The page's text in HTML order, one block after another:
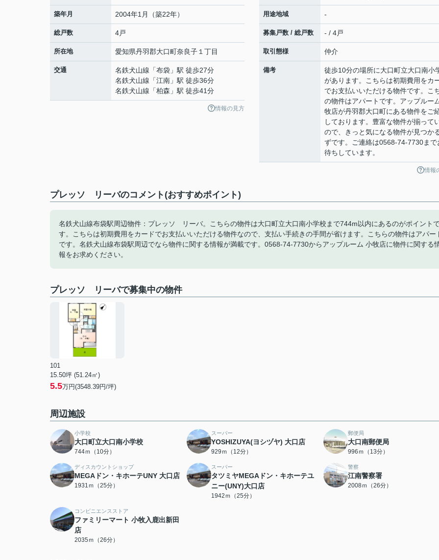
築年月 2004年1月（築22年）
総戸数 4戸
所在地 愛知県丹羽郡大口町奈良子 １丁目
交通 名鉄犬山線 「布袋 」駅 徒歩27分
名鉄犬山線 「江南 」駅 徒歩36分
名鉄犬山線 「柏森 」駅 徒歩41分
情報の見方
用途地域 -
募集戸数 / 総戸数 - / 4戸
取引態様 仲介
備考
徒歩10分の場所に大口町立大口南小
があります。こちらは初期費用をカ
でお支払いいただける物件です。こ
の物件はアパートです。アップルー
牧店が丹羽郡大口町にある物件をご
しております。豊富な物件が揃って
ので、きっと気になる物件が見つか
ずです。ご連絡は0568-74-7730まで
待ちしています。
情報
プレッソ リーバのコメント(おすすめポイント)
名鉄犬山線布袋駅周辺物件：プレッソ リーバ。こちらの物件は大口町立大口南小学校まで744m以内にあるのがポイント
す。こちらは初期費用をカードでお支払いいただける物件なので、支払い手続きの手間が省けます。こちらの物件はアパー
です。名鉄犬山線布袋駅周辺でなら物件に関する情報が満載です。0568-74-7730からアップルーム 小牧店に物件に関する
報をお求めください。
プレッソ リーバで募集中の物件
101
15.50坪 (51.24㎡)
5.5万円(3548.39円/坪)
周辺施設
小学校
大口町立大口南小学校
744ｍ（10分）
スーパー
YOSHIZUYA(ヨシヅヤ) 大口店
929ｍ（12分）
郵便局
大口南郵便局
996ｍ（13分）
ディスカウントショップ
MEGAドン・キホーテUNY 大口店
1931ｍ（25分）
スーパー
タツミヤMEGAドン・キホーテユ
ニー(UNY)大口店
1942ｍ（25分）
警察
江南警察署
2008ｍ（26分）
コンビニエンスストア
ファミリーマート 小牧入鹿出新田
店
2035ｍ（26分）